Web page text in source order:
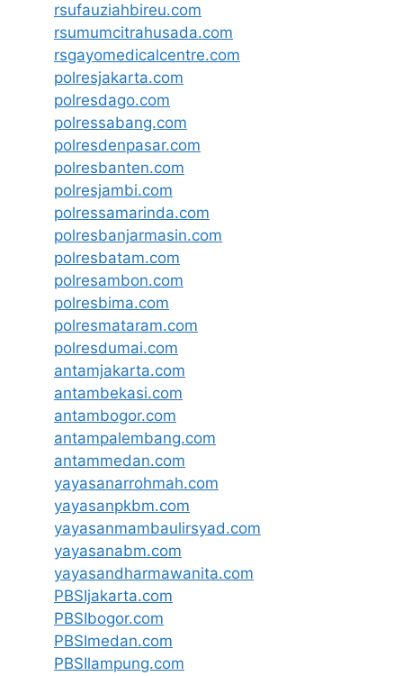
rsufauziahbireu.com
rsumumcitrahusada.com
rsgayomedicalcentre.com
polresjakarta.com
polresdago.com
polressabang.com
polresdenpasar.com
polresbanten.com
polresjambi.com
polressamarinda.com
polresbanjarmasin.com
polresbatam.com
polresambon.com
polresbima.com
polresmataram.com
polresdumai.com
antamjakarta.com
antambekasi.com
antambogor.com
antampalembang.com
antammedan.com
yayasanarrohmah.com
yayasanpkbm.com
yayasanmambaulirsyad.com
yayasanabm.com
yayasandharmawanita.com
PBSIjakarta.com
PBSIbogor.com
PBSImedan.com
PBSIlampung.com